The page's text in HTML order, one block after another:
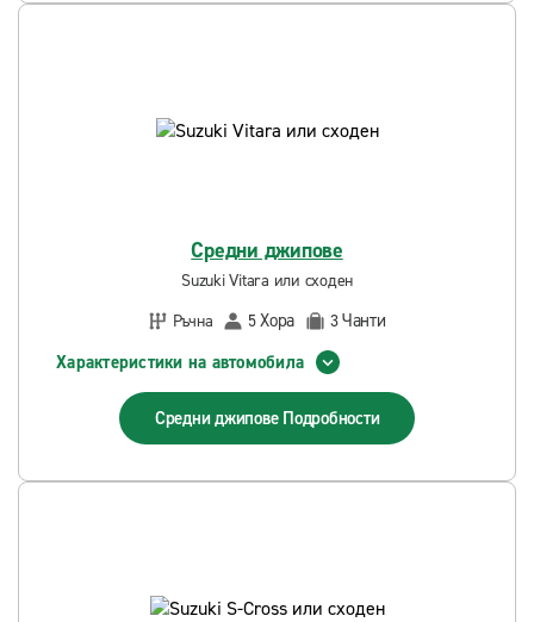
Средни джипове
Suzuki Vitara или сходен
Ръчна
5Хора 3Чанти
Характеристики на автомобила
Средни джипове Подробности